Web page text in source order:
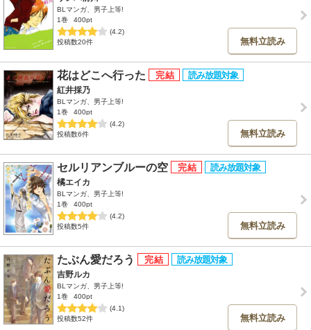
BLマンガ、男子上等!
1巻
400pt
(4.2)
投稿数20件
無料立読み
花はどこへ行った
紅井採乃
BLマンガ、男子上等!
1巻
400pt
(4.2)
投稿数6件
無料立読み
セルリアンブルーの空
橘エイカ
BLマンガ、男子上等!
1巻
400pt
(4.2)
投稿数5件
無料立読み
たぶん愛だろう
吉野ルカ
BLマンガ、男子上等!
1巻
400pt
(4.1)
投稿数52件
無料立読み